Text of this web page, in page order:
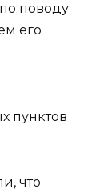
поводу
его
пунктов
что